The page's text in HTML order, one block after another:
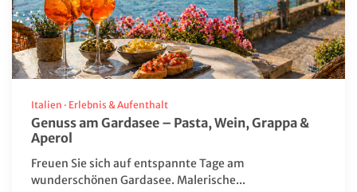
China
Deutschland
Dänemark
Fahrt ins Blaue
Finnland
Frankreich
Italien · Erlebnis & Aufenthalt
Genuss am Gardasee – Pasta, Wein, Grappa &
Aperol
Freuen Sie sich auf entspannte Tage am
wunderschönen Gardasee. Malerische...